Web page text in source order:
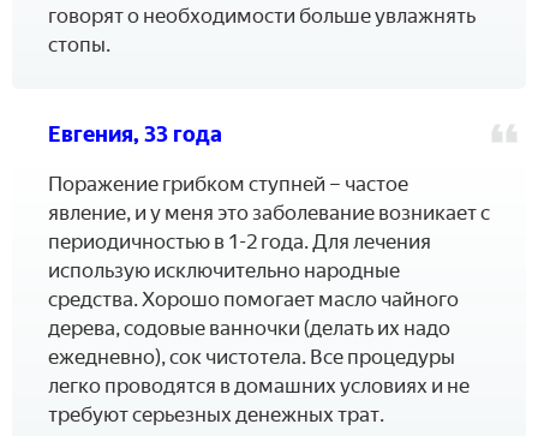
говорят о необходимости больше увлажнять
стопы.
Евгения, 33 года
Поражение грибком ступней – частое
явление, и у меня это заболевание возникает с
периодичностью в 1-2 года. Для лечения
использую исключительно народные
средства. Хорошо помогает масло чайного
дерева, содовые ванночки (делать их надо
ежедневно), сок чистотела. Все процедуры
легко проводятся в домашних условиях и не
требуют серьезных денежных трат.